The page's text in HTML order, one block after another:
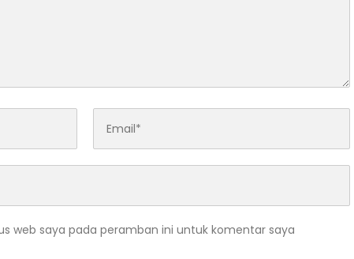
web saya pada peramban ini untuk komentar saya